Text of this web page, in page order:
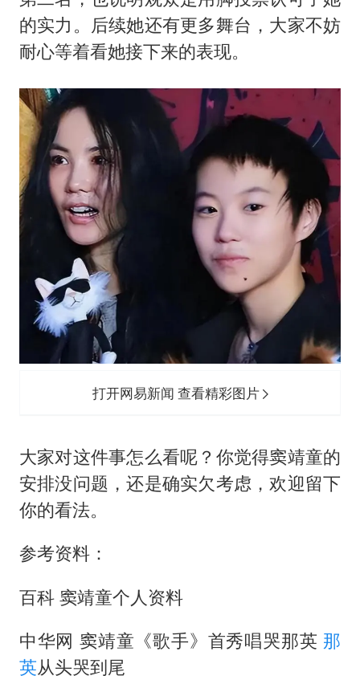
的实力。后续她还有更多舞台，大家不妨
耐心等着看她接下来的表现。
打开网易新闻 查看精彩图片
大家对这件事怎么看呢？你觉得窦靖童的
安排没问题，还是确实欠考虑，欢迎留下
你的看法。
参考资料：
百科 窦靖童个人资料
中华网 窦靖童《歌手》首秀唱哭那英 那
英从头哭到尾